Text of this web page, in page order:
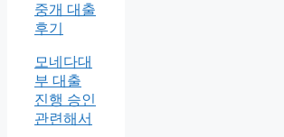
중개 대출
후기
모네다대
부 대출
진행 승인
관련해서